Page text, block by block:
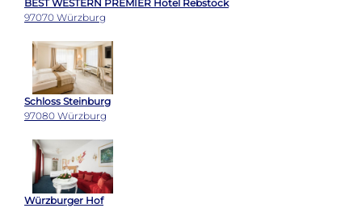
BEST WESTERN PREMIER Hotel Rebstock
97070 Würzburg
Schloss Steinburg
97080 Würzburg
Würzburger Hof